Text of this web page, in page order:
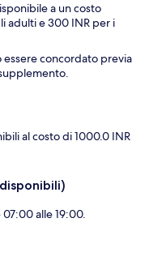
a un costo
adulti e 300 INR per i
essere concordato previa
al costo di 1000.0 INR
07:00 alle 19:00.